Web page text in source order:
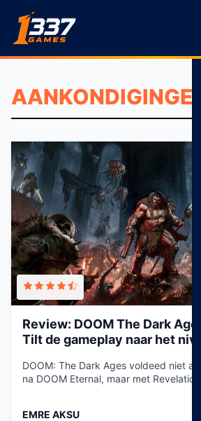
Ga naar inhoud
Review: DOOM The Dark
Tilt de gameplay naar het
DOOM: The Dark Ages voldeed niet
na DOOM Eternal, maar met
EMRE AKSU